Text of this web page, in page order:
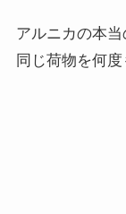
アルニカの本当
同じ荷物を何度